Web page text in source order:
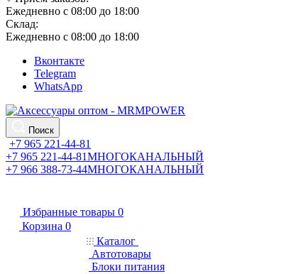
Ежедневно с 08:00 до 18:00
Склад:
Ежедневно с 08:00 до 18:00
Вконтакте
Telegram
WhatsApp
Поиск
+7 965 221-44-81
+7 965 221-44-81МНОГОКАНАЛЬНЫЙ
+7 966 388-73-44МНОГОКАНАЛЬНЫЙ
Избранные товары 0
Корзина 0
Каталог
Автотовары
Блоки питания